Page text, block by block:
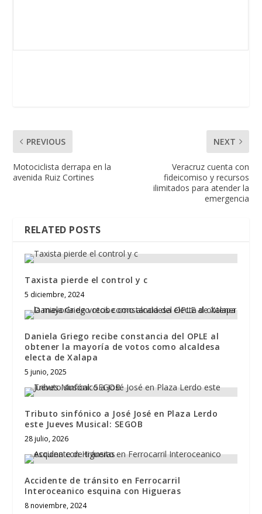
PREVIOUS
Motociclista derrapa en la
avenida Ruiz Cortines
NEXT
Veracruz cuenta con
fideicomiso y recursos
ilimitados para atender la
emergencia
RELATED POSTS
Taxista pierde el control y c
5 diciembre, 2024
Daniela Griego recibe constancia del OPLE al
obtener la mayoría de votos como alcaldesa
electa de Xalapa
5 junio, 2025
Tributo sinfónico a José José en Plaza Lerdo
este Jueves Musical: SEGOB
28 julio, 2026
Accidente de tránsito en Ferrocarril
Interoceanico esquina con Higueras
8 noviembre, 2024